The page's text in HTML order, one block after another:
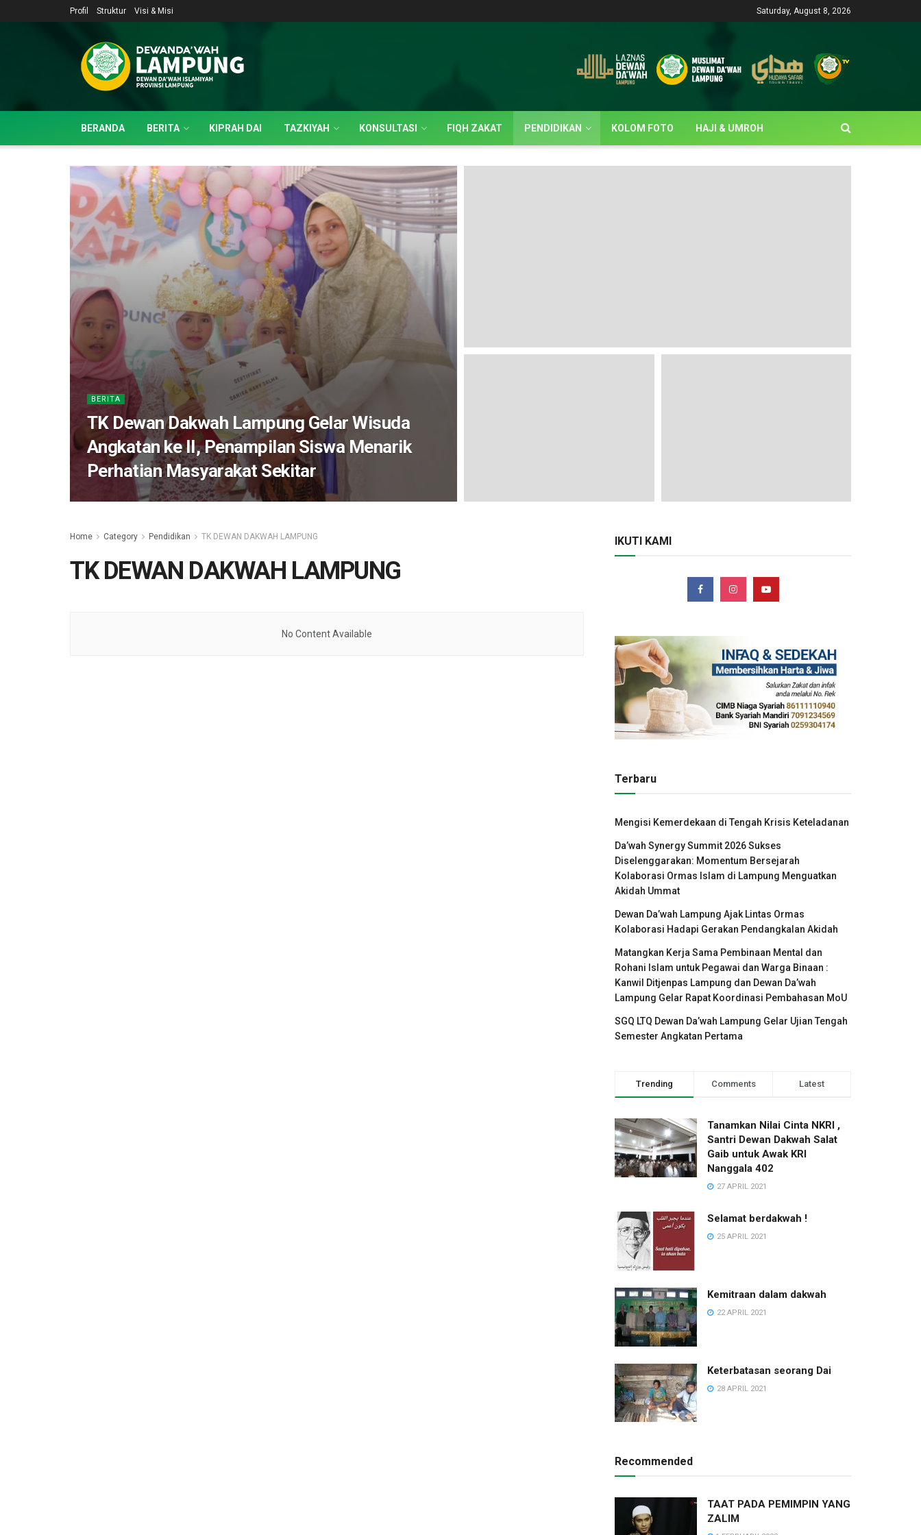
Profil Struktur Visi & Misi Saturday, August 8, 2026
BERANDA BERITA KIPRAH DAI TAZKIYAH KONSULTASI FIQH ZAKAT PENDIDIKAN KOLOM FOTO HAJI & UMROH
BERITA
TK Dewan Dakwah Lampung Gelar Wisuda
Angkatan ke II, Penampilan Siswa Menarik
Perhatian Masyarakat Sekitar
Home Category Pendidikan TK DEWAN DAKWAH LAMPUNG
TK DEWAN DAKWAH LAMPUNG
No Content Available
IKUTI KAMI
Terbaru
Mengisi Kemerdekaan di Tengah Krisis Keteladanan
Da’wah Synergy Summit 2026 Sukses
Diselenggarakan: Momentum Bersejarah
Kolaborasi Ormas Islam di Lampung Menguatkan
Akidah Ummat
Dewan Da’wah Lampung Ajak Lintas Ormas
Kolaborasi Hadapi Gerakan Pendangkalan Akidah
Matangkan Kerja Sama Pembinaan Mental dan
Rohani Islam untuk Pegawai dan Warga Binaan :
Kanwil Ditjenpas Lampung dan Dewan Da’wah
Lampung Gelar Rapat Koordinasi Pembahasan MoU
SGQ LTQ Dewan Da’wah Lampung Gelar Ujian Tengah
Semester Angkatan Pertama
Trending Comments Latest
Tanamkan Nilai Cinta NKRI ,
Santri Dewan Dakwah Salat
Gaib untuk Awak KRI
Nanggala 402
27 APRIL 2021
Selamat berdakwah !
25 APRIL 2021
Kemitraan dalam dakwah
22 APRIL 2021
Keterbatasan seorang Dai
28 APRIL 2021
Recommended
TAAT PADA PEMIMPIN YANG
ZALIM